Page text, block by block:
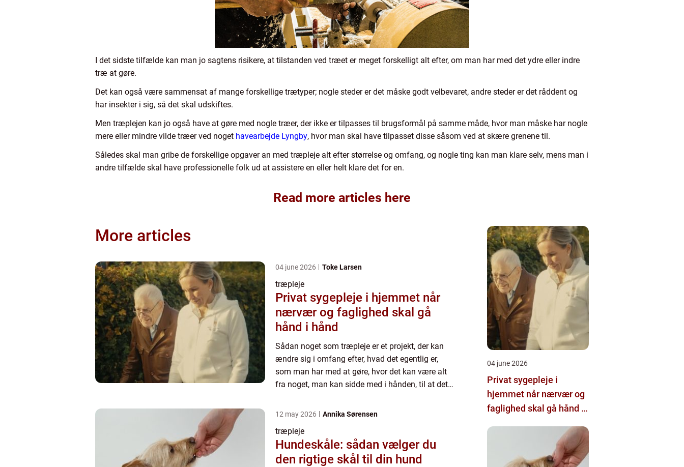
I det sidste tilfælde kan man jo sagtens risikere, at tilstanden ved træet er meget forskelligt alt efter, om man har med det ydre eller indre
træ at gøre.
Det kan også være sammensat af mange forskellige trætyper; nogle steder er det måske godt velbevaret, andre steder er det råddent og
har insekter i sig, så det skal udskiftes.
Men træplejen kan jo også have at gøre med nogle træer, der ikke er tilpasses til brugsformål på samme måde, hvor man måske har nogle
mere eller mindre vilde træer ved noget havearbejde Lyngby, hvor man skal have tilpasset disse såsom ved at skære grenene til.
Således skal man gribe de forskellige opgaver an med træpleje alt efter størrelse og omfang, og nogle ting kan man klare selv, mens man i
andre tilfælde skal have professionelle folk ud at assistere en eller helt klare det for en.
Read more articles here
More articles
04 june 2026 Toke Larsen
træpleje
Privat sygepleje i hjemmet når
nærvær og faglighed skal gå
hånd i hånd
Sådan noget som træpleje er et projekt, der kan
ændre sig i omfang efter, hvad det egentlig er,
som man har med at gøre, hvor det kan være alt
fra noget, man kan sidde med i hånden, til at det
mange menne...
12 may 2026 Annika Sørensen
træpleje
Hundeskåle: sådan vælger du
den rigtige skål til din hund
04 june 2026
Privat sygepleje i
hjemmet når nærvær og
faglighed skal gå hånd i